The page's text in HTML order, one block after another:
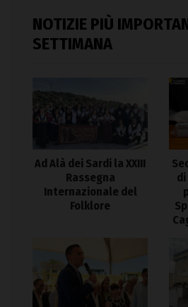
NOTIZIE PIÙ
SETTIMANA
Ad Alà dei Sardi la XXIII
Rassegna
Internazionale del
Folklore